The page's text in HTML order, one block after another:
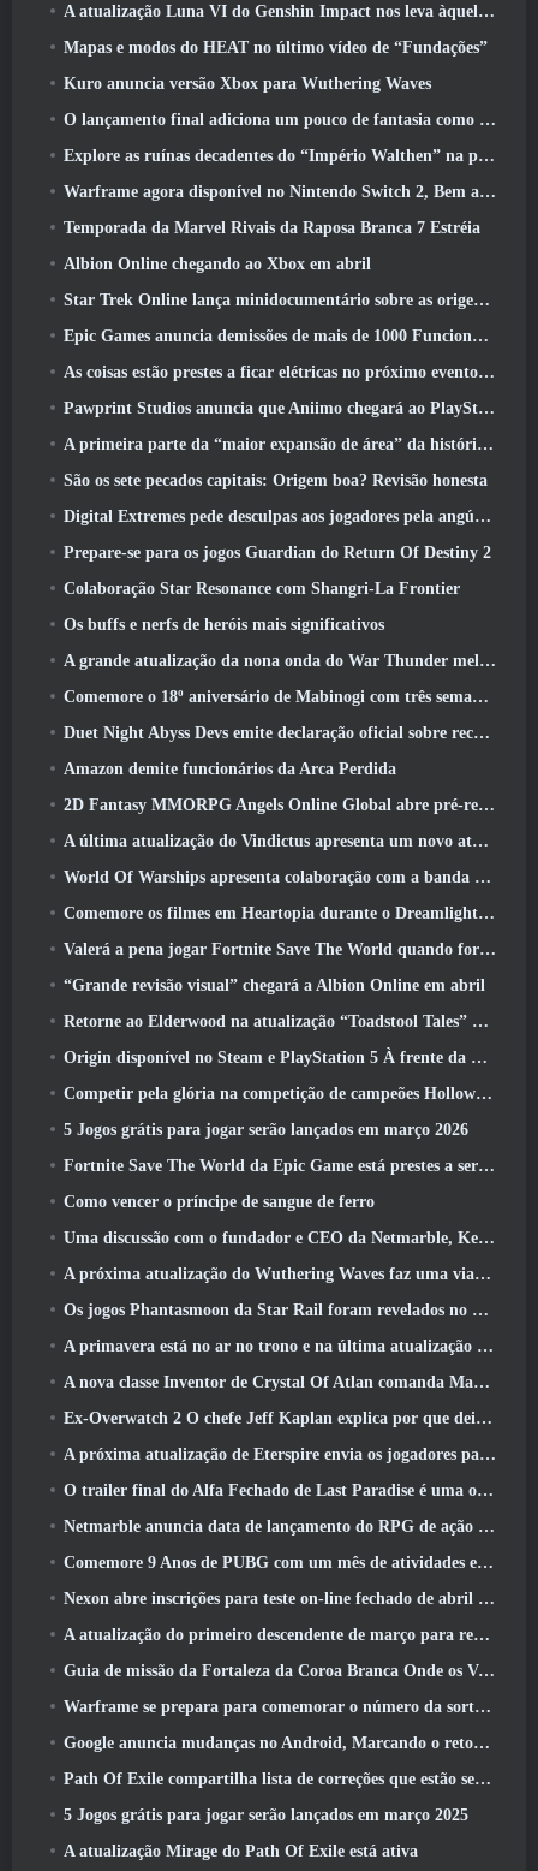
A atualização Luna VI do Genshin Impact nos leva àquele lugar sobre o qual Mondstadt continua falando, mas nunca vimos
Mapas e modos do HEAT no último vídeo de “Fundações”
Kuro anuncia versão Xbox para Wuthering Waves
O lançamento final adiciona um pouco de fantasia como temporada 10 Lançamentos
Explore as ruínas decadentes do “Império Walthen” na próxima grande atualização do RAVEN2
Warframe agora disponível no Nintendo Switch 2, Bem a tempo para o lançamento do Shadowgrapher
Temporada da Marvel Rivais da Raposa Branca 7 Estréia
Albion Online chegando ao Xbox em abril
Star Trek Online lança minidocumentário sobre as origens da Federação para comemorar o 16º aniversário
Epic Games anuncia demissões de mais de 1000 Funcionários, Citando “Desaceleração no Engajamento Fortnite”
As coisas estão prestes a ficar elétricas no próximo evento Aftershock do Apex Legends
Pawprint Studios anuncia que Aniimo chegará ao PlayStation 5 E a Epic Games Store nos lançamentos
A primeira parte da “maior expansão de área” da história do RuneScape é lançada hoje
São os sete pecados capitais: Origem boa? Revisão honesta
Digital Extremes pede desculpas aos jogadores pela angústia causada por “convites nefastos” no Warframe
Prepare-se para os jogos Guardian do Return Of Destiny 2
Colaboração Star Resonance com Shangri-La Frontier
Os buffs e nerfs de heróis mais significativos
A grande atualização da nona onda do War Thunder melhora a aparência das batalhas navais com visuais aquáticos aprimorados
Comemore o 18º aniversário de Mabinogi com três semanas de eventos e recompensas
Duet Night Abyss Devs emite declaração oficial sobre recente incidente de malware após atualização do jogo
Amazon demite funcionários da Arca Perdida
2D Fantasy MMORPG Angels Online Global abre pré-registro
A última atualização do Vindictus apresenta um novo ataque onde os jogadores enfrentarão o Guardião de Caliburn
World Of Warships apresenta colaboração com a banda sueca de heavy metal Sabaton
Comemore os filmes em Heartopia durante o Dreamlight Cinematics Festival
Valerá a pena jogar Fortnite Save The World quando for grátis?
“Grande revisão visual” chegará a Albion Online em abril
Retorne ao Elderwood na atualização “Toadstool Tales” de Palia
Origin disponível no Steam e PlayStation 5 À frente da marcha 23 Lançar
Competir pela glória na competição de campeões Hollow de New Eridu na próxima atualização do Zenless Zone Zero
5 Jogos grátis para jogar serão lançados em março 2026
Fortnite Save The World da Epic Game está prestes a ser gratuito para jogar
Como vencer o príncipe de sangue de ferro
Uma discussão com o fundador e CEO da Netmarble, Ken Kim, sobre a MONGIL: Mergulho nas Estrelas
A próxima atualização do Wuthering Waves faz uma viagem ao “lado negro”
Os jogos Phantasmoon da Star Rail foram revelados no 4.1 Programa Especial
A primavera está no ar no trono e na última atualização do Liberty
A nova classe Inventor de Crystal Of Atlan comanda Magitech Mechs em batalha
Ex-Overwatch 2 O chefe Jeff Kaplan explica por que deixou a Blizzard
A próxima atualização de Eterspire envia os jogadores para as minas anãs
O trailer final do Alfa Fechado de Last Paradise é uma obra de arte pequena, mas aterrorizante
Netmarble anuncia data de lançamento do RPG de ação para domar monstros Mongil: Mergulho nas Estrelas
Comemore 9 Anos de PUBG com um mês de atividades especiais
Nexon abre inscrições para teste on-line fechado de abril do MapleStory Classic World
A atualização do primeiro descendente de março para reequilibrar Sharen e também introduzir novo conteúdo
Guia de missão da Fortaleza da Coroa Branca Onde os Ventos Encontram
Warframe se prepara para comemorar o número da sorte 13 Com eventos de aniversário
Google anuncia mudanças no Android, Marcando o retorno do Fortnite à Play Store
Path Of Exile compartilha lista de correções que estão sendo trabalhadas após o lançamento do Mirage
5 Jogos grátis para jogar serão lançados em março 2025
A atualização Mirage do Path Of Exile está ativa